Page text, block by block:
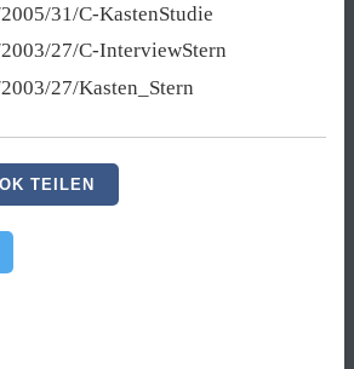
31/C-KastenStudie
27/C-InterviewStern
27/Kasten_Stern
TEILEN